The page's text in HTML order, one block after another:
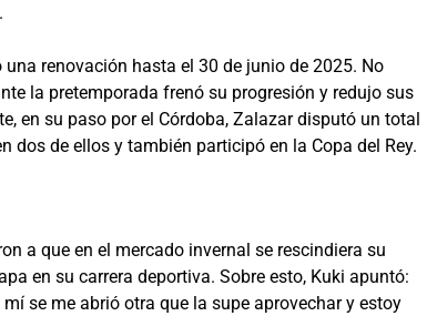
renovación hasta el 30 de junio de 2025. No
la pretemporada frenó su progresión y redujo sus
en su paso por el Córdoba, Zalazar disputó un total
dos de ellos y también participó en la Copa del Rey.
a que en el mercado invernal se rescindiera su
en su carrera deportiva. Sobre esto, Kuki apuntó:
se me abrió otra que la supe aprovechar y estoy